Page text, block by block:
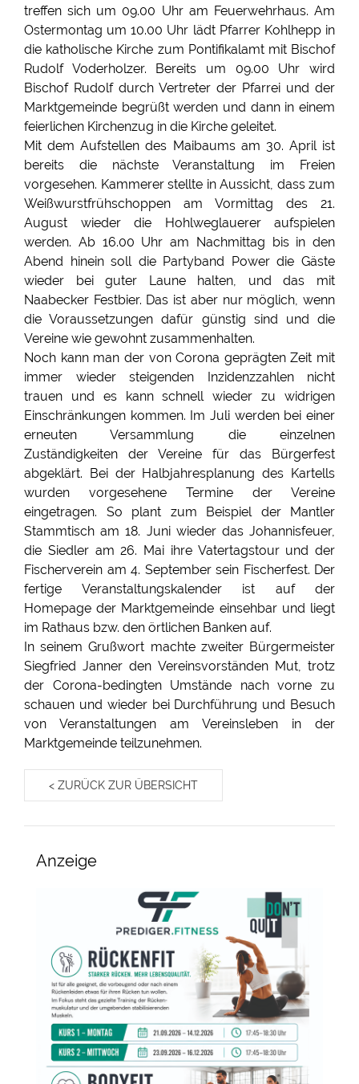
treffen sich um 09.00 Uhr am Feuerwehrhaus. Am
Ostermontag um 10.00 Uhr lädt Pfarrer Kohlhepp in
die katholische Kirche zum Pontifikalamt mit Bischof
Rudolf Voderholzer. Bereits um 09.00 Uhr wird
Bischof Rudolf durch Vertreter der Pfarrei und der
Marktgemeinde begrüßt werden und dann in einem
feierlichen Kirchenzug in die Kirche geleitet.
Mit dem Aufstellen des Maibaums am 30. April ist
bereits die nächste Veranstaltung im Freien
vorgesehen. Kammerer stellte in Aussicht, dass zum
Weißwurstfrühschoppen am Vormittag des 21.
August wieder die Hohlweglauerer aufspielen
werden. Ab 16.00 Uhr am Nachmittag bis in den
Abend hinein soll die Partyband Power die Gäste
wieder bei guter Laune halten, und das mit
Naabecker Festbier. Das ist aber nur möglich, wenn
die Voraussetzungen dafür günstig sind und die
Vereine wie gewohnt zusammenhalten.
Noch kann man der von Corona geprägten Zeit mit
immer wieder steigenden Inzidenzzahlen nicht
trauen und es kann schnell wieder zu widrigen
Einschränkungen kommen. Im Juli werden bei einer
erneuten Versammlung die einzelnen
Zuständigkeiten der Vereine für das Bürgerfest
abgeklärt. Bei der Halbjahresplanung des Kartells
wurden vorgesehene Termine der Vereine
eingetragen. So plant zum Beispiel der Mantler
Stammtisch am 18. Juni wieder das Johannisfeuer,
die Siedler am 26. Mai ihre Vatertagstour und der
Fischerverein am 4. September sein Fischerfest. Der
fertige Veranstaltungskalender ist auf der
Homepage der Marktgemeinde einsehbar und liegt
im Rathaus bzw. den örtlichen Banken auf.
In seinem Grußwort machte zweiter Bürgermeister
Siegfried Janner den Vereinsvorständen Mut, trotz
der Corona-bedingten Umstände nach vorne zu
schauen und wieder bei Durchführung und Besuch
von Veranstaltungen am Vereinsleben in der
Marktgemeinde teilzunehmen.
< ZURÜCK ZUR ÜBERSICHT
Anzeige